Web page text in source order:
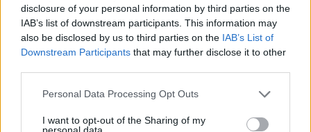
disclosure of your personal information by third parties on the
IAB’s list of downstream participants. This information may
also be disclosed by us to third parties on the IAB’s List of
Downstream Participants that may further disclose it to other
Please note that this website/app uses one or more Google
not limited to your visit or usage behaviour. You may click to
Personal Data Processing Opt Outs
I want to opt-out of the Sharing of my
personal data.
Inviaci le tue segnalazioni,
i tuoi video e le tue foto
Su WhatsApp al numero +39